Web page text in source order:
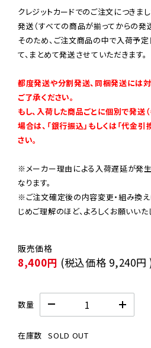
クレジットカードでのご注文につきま
発送（すべての商品が揃ってからの発
そのため、ご注文商品の中で入荷予
て、まとめて発送させていただきます。
都度発送や分割発送、同梱発送には対
ご了承ください。
もし、入荷した商品ごとに個別で発送
場合は、「銀行振込」もしくは「代金
さい。
※メーカー理由による入荷遅延が発
なります。
※ご注文確定後の内容変更・組み換え
じめご理解のほど、よろしくお願いいた
8,400円 (税込価格 9,240円
数量
在庫数 SOLD OUT